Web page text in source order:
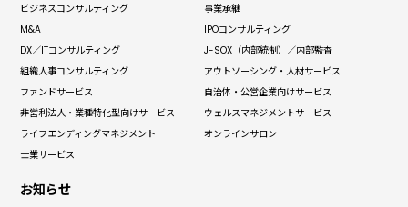
ビジネスコンサルティング
事業承継
M&A
IPOコンサルティング
DX／ITコンサルティング J-SOX（内部統制） ／内部監査
組織人事コンサルティング アウトソーシング・人材サービス
ファンドサービス
自治体・ 公営企業向けサービス
非営利法人・ 業種特化型向けサービス ウェルスマネジメントサービス
ライフエンディングマネジメント
オンラインサロン
士業サービス
お知らせ